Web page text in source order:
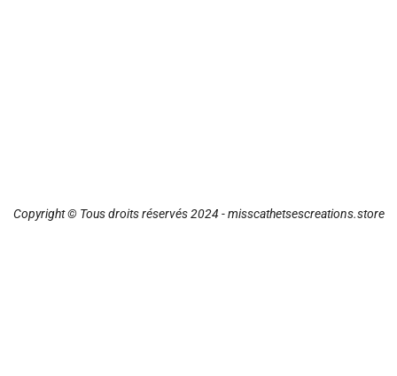
Copyright © Tous droits réservés 2024 - misscathetsescreations.store